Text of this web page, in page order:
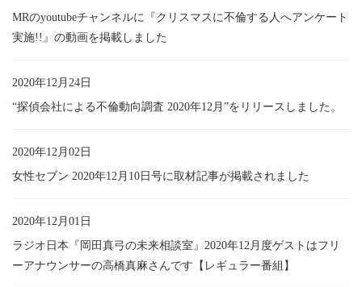
MRのyoutubeチャンネルに『クリスマスに不倫する人へアンケート
実施!!』の動画を掲載しました
2020年12月24日
“探偵会社による不倫動向調査 2020年12月”をリリースしました。
2020年12月02日
女性セブン 2020年12月10日号に取材記事が掲載されました
2020年12月01日
ラジオ日本『岡田真弓の未来相談室』2020年12月度ゲストはフリ
ーアナウンサーの高橋真麻さんです【レギュラー番組】